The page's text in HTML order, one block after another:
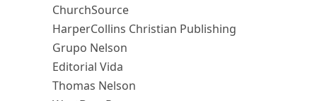
ChurchSource
HarperCollins Christian Publishing
Grupo Nelson
Editorial Vida
Thomas Nelson